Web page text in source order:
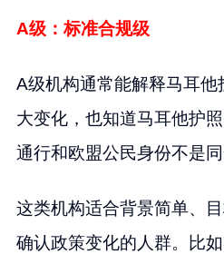
A级：标准合规级
A级机构通常能解释马耳
大变化，也知道马耳他护
通行和欧盟公民身份不是同
这类机构适合背景简单、
确认政策变化的人群。比